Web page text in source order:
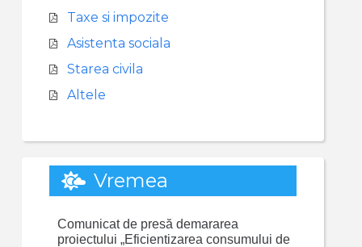
Taxe si impozite
Asistenta sociala
Starea civila
Altele
Vremea
Comunicat de presă demararea
proiectului „Eficientizarea consumului de